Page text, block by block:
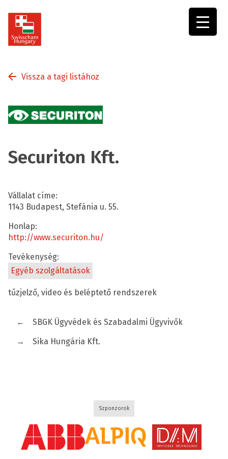
Vissza a tagi listához
Securiton Kft.
Vállalat címe:
1143 Budapest, Stefánia u. 55.
Honlap:
http://www.securiton.hu/
Tevékenység:
Egyéb szolgáltatások
tűzjelző, video és beléptető rendszerek
←
SBGK Ügyvédek és Szabadalmi Ügyvivők
→
Sika Hungária Kft.
Szponzorok